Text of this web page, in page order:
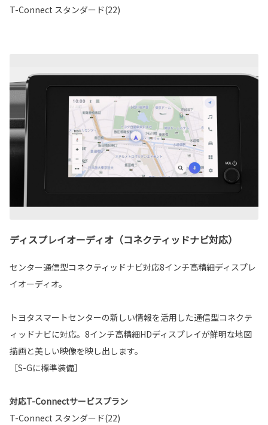
T-Connect スタンダード(22)
ディスプレイオーディオ（コネクティッドナビ対応）
センター通信型コネクティッドナビ対応8インチ高精細ディスプレ
イオーディオ。
トヨタスマートセンターの新しい情報を活用した通信型コネクテ
ィッドナビに対応。8インチ高精細HDディスプレイが鮮明な地図
描画と美しい映像を映し出します。
［S-Gに標準装備］
対応T-Connectサービスプラン
T-Connect スタンダード(22)